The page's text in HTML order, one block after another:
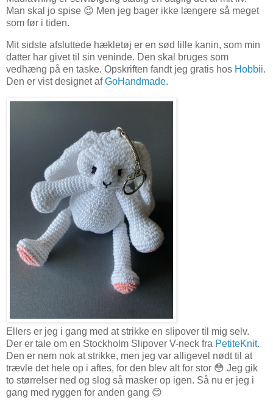
Man skal jo spise 😉 Men jeg bager ikke længere så meget
som før i tiden.
Mit sidste afsluttede hækletøj er en sød lille kanin, som min
datter har givet til sin veninde. Den skal bruges som
vedhæng på en taske. Opskriften fandt jeg gratis hos Hobbii.
Den er vist designet afGoHandmade.
Ellers er jeg i gang med at strikke en slipover til mig selv.
Der er tale om en Stockholm Slipover V-neck fra PetiteKnit.
Den er nem nok at strikke, men jeg var alligevel nødt til at
trævle det hele op i aftes, for den blev alt for stor 😳 Jeg gik
to størrelser ned og slog så masker op igen. Så nu er jeg i
gang med ryggen for anden gang 😊